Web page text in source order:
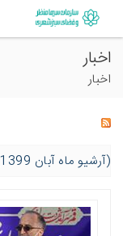
اخبار
اخبار
(آرشیو ماه آبان 1399)